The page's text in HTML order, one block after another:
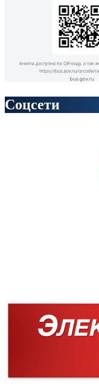
Соцсети